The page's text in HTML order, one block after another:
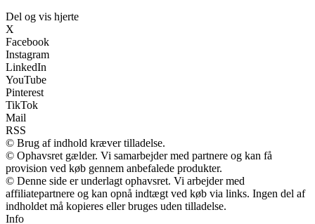
Del og vis hjerte
X
Facebook
Instagram
LinkedIn
YouTube
Pinterest
TikTok
Mail
RSS
© Brug af indhold kræver tilladelse.
© Ophavsret gælder. Vi samarbejder med partnere og kan få
provision ved køb gennem anbefalede produkter.
© Denne side er underlagt ophavsret. Vi arbejder med
affiliatepartnere og kan opnå indtægt ved køb via links. Ingen del af
indholdet må kopieres eller bruges uden tilladelse.
Info